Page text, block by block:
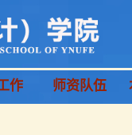
作 师资队伍